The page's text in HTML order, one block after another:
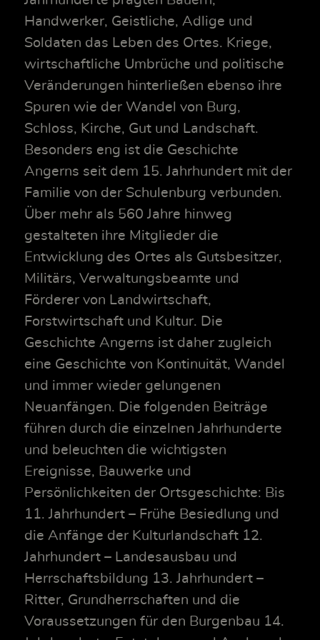
Handwerker, Geistliche, Adlige und
Soldaten das Leben des Ortes. Kriege,
wirtschaftliche Umbrüche und politische
Veränderungen hinterließen ebenso ihre
Spuren wie der Wandel von Burg,
Schloss, Kirche, Gut und Landschaft.
Besonders eng ist die Geschichte
Angerns seit dem 15. Jahrhundert mit der
Familie von der Schulenburg verbunden.
Über mehr als 560 Jahre hinweg
gestalteten ihre Mitglieder die
Entwicklung des Ortes als Gutsbesitzer,
Militärs, Verwaltungsbeamte und
Förderer von Landwirtschaft,
Forstwirtschaft und Kultur. Die
Geschichte Angerns ist daher zugleich
eine Geschichte von Kontinuität, Wandel
und immer wieder gelungenen
Neuanfängen. Die folgenden Beiträge
führen durch die einzelnen Jahrhunderte
und beleuchten die wichtigsten
Ereignisse, Bauwerke und
Persönlichkeiten der Ortsgeschichte: Bis
11. Jahrhundert – Frühe Besiedlung und
die Anfänge der Kulturlandschaft 12.
Jahrhundert – Landesausbau und
Herrschaftsbildung 13. Jahrhundert –
Ritter, Grundherrschaften und die
Voraussetzungen für den Burgenbau 14.